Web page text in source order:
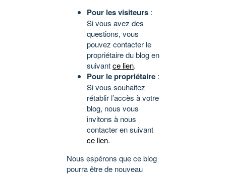
Pour les visiteurs :
Si vous avez des
questions, vous
pouvez contacter le
propriétaire du blog en
suivantce lien.
Pour le propriétaire :
Si vous souhaitez
rétablir l’accès à votre
blog, nous vous
invitons à nous
contacter en suivant
ce lien.
Nous espérons que ce blog
pourra être de nouveau